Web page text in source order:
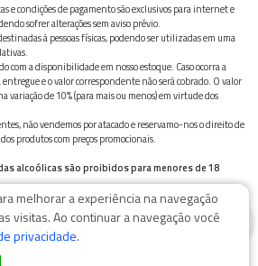
e condições de pagamento são exclusivos para internet e
sofrer alterações sem aviso prévio.
à pessoas físicas, podendo ser utilizadas em uma
com a disponibilidade em nosso estoque. Caso ocorra a
e o valor correspondente não será cobrado. O valor
variação de 10% (para mais ou menos) em virtude dos
não vendemos por atacado e reservamo-nos o direito de
produtos com preços promocionais.
alcoólicas são proibidos para menores de 18
química e, em excesso, provoca graves males à saúde.
melhorar a experiência na navegação
visitas. Ao continuar a navegação você
privacidade.